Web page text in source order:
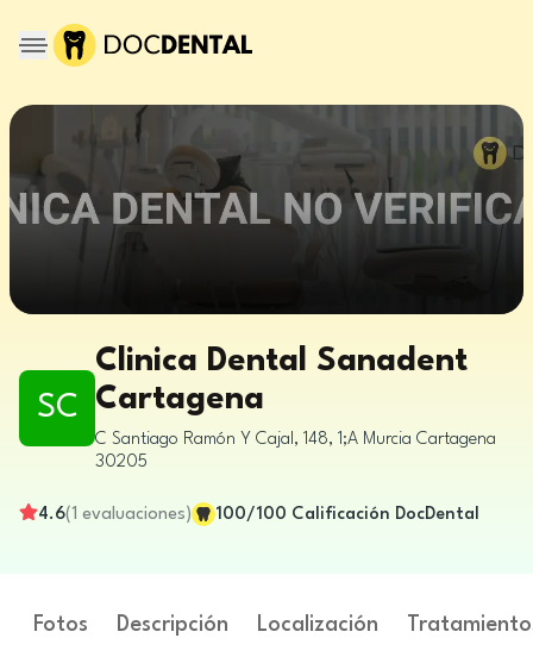
SC
Clinica Dental Sanadent
Cartagena
C Santiago Ramón Y Cajal, 148, 1;A Murcia Cartagena
30205
4.6(1 evaluaciones) 100/100 Calificación DocDental
Fotos Descripción Localización